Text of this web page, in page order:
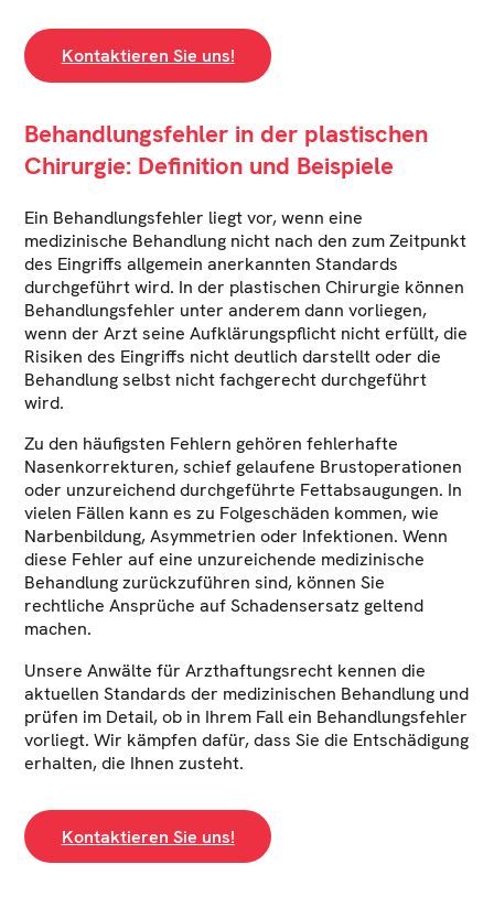
Kontaktieren Sie uns!
Behandlungsfehler in der plastischen
Chirurgie: Definition und Beispiele
Ein Behandlungsfehler liegt vor, wenn eine
medizinische Behandlung nicht nach den zum Zeitpunkt
des Eingriffs allgemein anerkannten Standards
durchgeführt wird. In der plastischen Chirurgie können
Behandlungsfehler unter anderem dann vorliegen,
wenn der Arzt seine Aufklärungspflicht nicht erfüllt, die
Risiken des Eingriffs nicht deutlich darstellt oder die
Behandlung selbst nicht fachgerecht durchgeführt
wird.
Zu den häufigsten Fehlern gehören fehlerhafte
Nasenkorrekturen, schief gelaufene Brustoperationen
oder unzureichend durchgeführte Fettabsaugungen. In
vielen Fällen kann es zu Folgeschäden kommen, wie
Narbenbildung, Asymmetrien oder Infektionen. Wenn
diese Fehler auf eine unzureichende medizinische
Behandlung zurückzuführen sind, können Sie
rechtliche Ansprüche auf Schadensersatz geltend
machen.
Unsere Anwälte für Arzthaftungsrecht kennen die
aktuellen Standards der medizinischen Behandlung und
prüfen im Detail, ob in Ihrem Fall ein Behandlungsfehler
vorliegt. Wir kämpfen dafür, dass Sie die Entschädigung
erhalten, die Ihnen zusteht.
Kontaktieren Sie uns!